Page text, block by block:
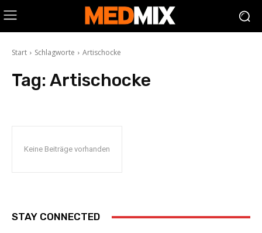
Start Schlagworte Artischocke
Tag: Artischocke
Keine Beiträge vorhanden
STAY CONNECTED